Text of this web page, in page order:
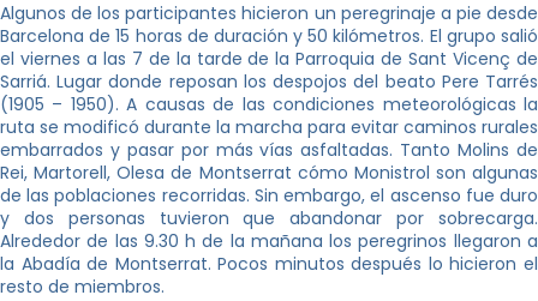
Algunos de los participantes hicieron un peregrinaje a pie desde
Barcelona de 15 horas de duración y 50 kilómetros. El grupo salió
el viernes a las 7 de la tarde de la Parroquia de Sant Vicenç de
Sarriá. Lugar donde reposan los despojos del beato Pere Tarrés
(1905 – 1950). A causas de las condiciones meteorológicas la
ruta se modificó durante la marcha para evitar caminos rurales
embarrados y pasar por más vías asfaltadas. Tanto Molins de
Rei, Martorell, Olesa de Montserrat cómo Monistrol son algunas
de las poblaciones recorridas. Sin embargo, el ascenso fue duro
y dos personas tuvieron que abandonar por sobrecarga.
Alrededor de las 9.30 h de la mañana los peregrinos llegaron a
la Abadía de Montserrat. Pocos minutos después lo hicieron el
resto de miembros.